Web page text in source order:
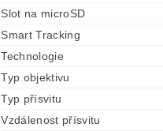
Slot na microSD
Smart Tracking
Technologie
Typ objektivu
Typ přísvitu
Vzdálenost přísvitu